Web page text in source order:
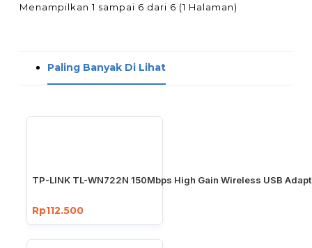
Menampilkan 1 sampai 6 dari 6 (1 Halaman)
Paling Banyak Di Lihat
TP-LINK TL-WN722N 150Mbps High Gain Wireless USB
Rp112.500